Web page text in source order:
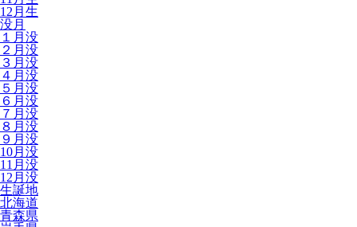
12月生
没月
１月没
２月没
３月没
４月没
５月没
６月没
７月没
８月没
９月没
10月没
11月没
12月没
生誕地
北海道
青森県